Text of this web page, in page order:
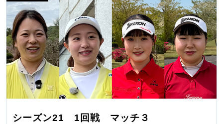
シーズン21 1回戦 マッチ３